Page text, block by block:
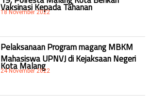
Vaksinasi Kepada Tahanan
18 November 2022
Pelaksanaan Program magang MBKM
Mahasiswa UPNVJ di Kejaksaan Negeri
Kota Malang
24 November 2022